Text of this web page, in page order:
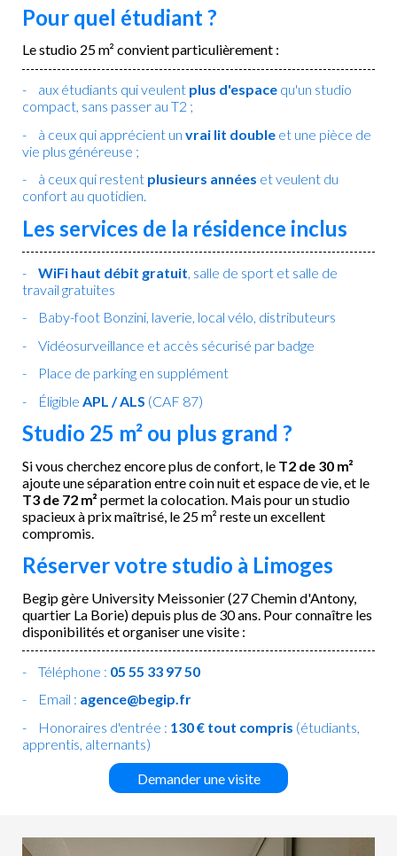
Pour quel étudiant ?
Le studio 25 m² convient particulièrement :
aux étudiants qui veulent plus d'espacequ'un studio
compact, sans passer au T2 ;
à ceux qui apprécient un vrai lit doubleet une pièce de
vie plus généreuse ;
à ceux qui restent plusieurs années et veulent du
confort au quotidien.
Les services de la résidence inclus
WiFi haut débit gratuit, salle de sport et salle de
travail gratuites
Baby-foot Bonzini, laverie, local vélo, distributeurs
Vidéosurveillance et accès sécurisé par badge
Place de parking en supplément
Éligible APL / ALS (CAF 87)
Studio 25 m² ou plus grand ?
Si vous cherchez encore plus de confort, le T2 de 30 m²
ajoute une séparation entre coin nuit et espace de vie, et le
T3 de 72 m² permet la colocation. Mais pour un studio
spacieux à prix maîtrisé, le 25 m² reste un excellent
compromis.
Réserver votre studio à Limoges
Begip gère University Meissonier (27 Chemin d'Antony,
quartier La Borie) depuis plus de 30 ans. Pour connaître les
disponibilités et organiser une visite :
Téléphone : 05 55 33 97 50
Email : agence@begip.fr
Honoraires d'entrée : 130 € tout compris (étudiants,
apprentis, alternants)
Demander une visite